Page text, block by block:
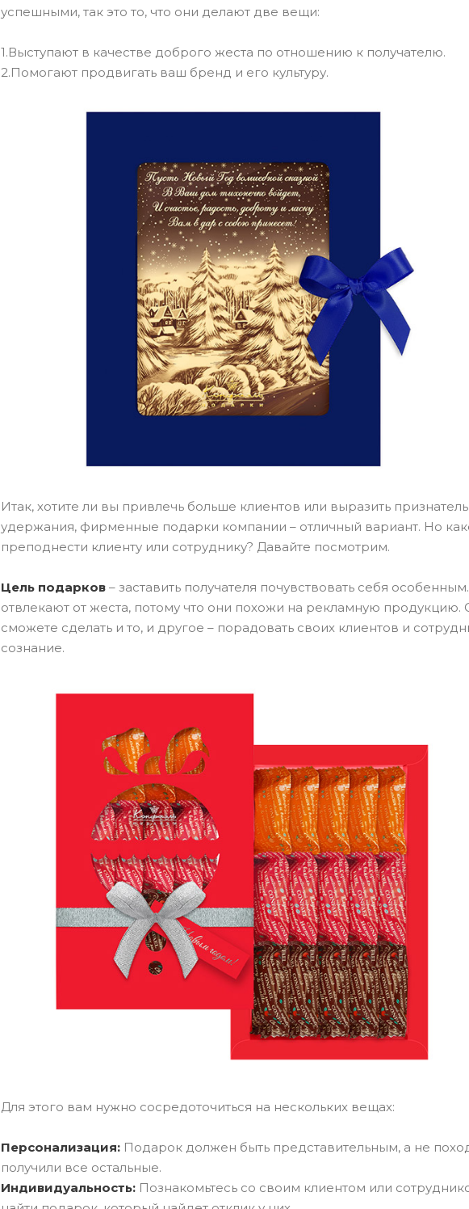
успешными, так это то, что они делают две вещи:
1.Выступают в качестве доброго жеста по отношению к получателю.
2.Помогают продвигать ваш бренд и его культуру.
Итак, хотите ли вы привлечь больше клиентов или выразить
удержания, фирменные подарки компании – отличный вариант. Но
преподнести клиенту или сотруднику? Давайте посмотрим.
Цель подарков – заставить получателя почувствовать себя
отвлекают от жеста, потому что они похожи на рекламную
сможете сделать и то, и другое – порадовать своих клиентов и
сознание.
Для этого вам нужно сосредоточиться на нескольких вещах:
Персонализация: Подарок должен быть представительным, а не
получили все остальные.
Индивидуальность: Познакомьтесь со своим клиентом или